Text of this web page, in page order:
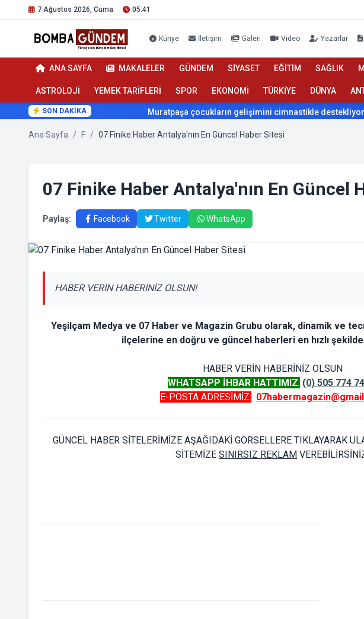
7 Ağustos 2026, Cuma 05:41
Künye İletişim Galeri Video Yazarlar
ANA SAYFA MAKALELER GÜNDEM SİYASET EĞİTİM SAĞLIK
ASTROLOJİ YEMEK TARİFLERİ SPOR EKONOMİ TÜRKİYE DÜNYA
SON DAKİKA Muratpaşa çocukların gelişimini cimnastikle destekliyor
Ana Sayfa / F / 07 Finike Haber Antalya'nın En Güncel Haber Sitesi
07 Finike Haber Antalya'nın En Güncel
Paylaş: Facebook Twitter WhatsApp
HABER VERİN HABERİNİZ OLSUN!
Yeşilçam Medya ve 07 Haber ve Magazin Grubu olarak, dinamik ve
ilçelerine en doğru ve güncel haberleri en hızlı şekilde
HABER VERİN HABERİNİZ OLSUN
WHATSAPP İHBAR HATTIMIZ: (0) 505 774
E-POSTA ADRESİMİZ:
GÜNCEL HABER SİTELERİMİZE AŞAĞIDAKİ GÖRSELLERE TIKLAYARAK
SİTEMİZE SINIRSIZ REKLAM